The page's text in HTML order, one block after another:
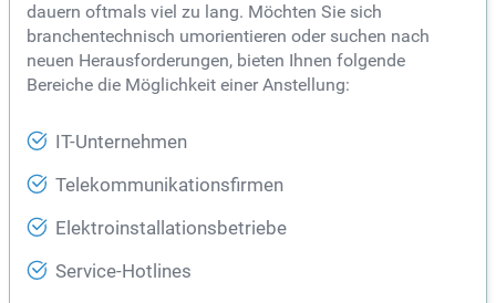
dauern oftmals viel zu lang. Möchten Sie sich
branchentechnisch umorientieren oder suchen nach
neuen Herausforderungen, bieten Ihnen folgende
Bereiche die Möglichkeit einer Anstellung:
IT-Unternehmen
Telekommunikationsfirmen
Elektroinstallationsbetriebe
Service-Hotlines